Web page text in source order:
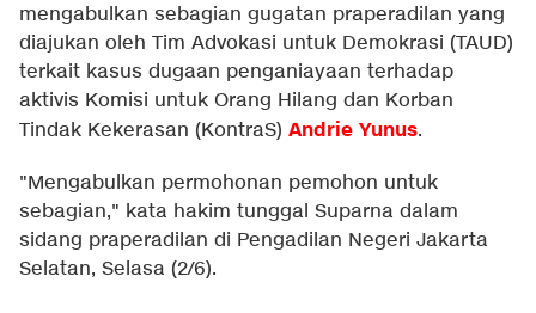
mengabulkan sebagian gugatan praperadilan yang
diajukan oleh Tim Advokasi untuk Demokrasi (TAUD)
terkait kasus dugaan penganiayaan terhadap
aktivis Komisi untuk Orang Hilang dan Korban
Tindak Kekerasan (KontraS) Andrie Yunus.
"Mengabulkan permohonan pemohon untuk
sebagian," kata hakim tunggal Suparna dalam
sidang praperadilan di Pengadilan Negeri Jakarta
Selatan, Selasa (2/6).